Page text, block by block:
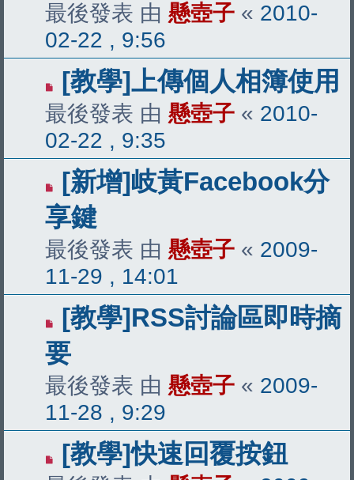
最後發表 由 懸壺子 « 2010-
02-22 , 9:56
[教學]上傳個人相簿使用
最後發表 由 懸壺子 « 2010-
02-22 , 9:35
[新增]岐黃Facebook分
享鍵
最後發表 由 懸壺子 « 2009-
11-29 , 14:01
[教學]RSS討論區即時摘
要
最後發表 由 懸壺子 « 2009-
11-28 , 9:29
[教學]快速回覆按鈕